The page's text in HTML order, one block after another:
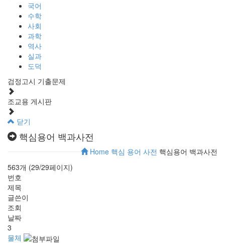
국어
수학
사회
과학
역사
실과
도덕
검정고시 기출문제
조교용 게시판
닫기
핵심용어 백과사전
Home 핵심 용어 사전 핵심용어 백과사전
563개 (29/29페이지)
번호
제목
글쓴이
조회
날짜
3
물체